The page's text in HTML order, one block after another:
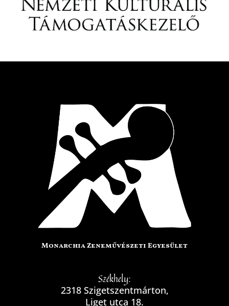
Monarchia Zeneművészeti Egyesület
Székhely:
2318 Szigetszentmárton,
Liget utca 18.